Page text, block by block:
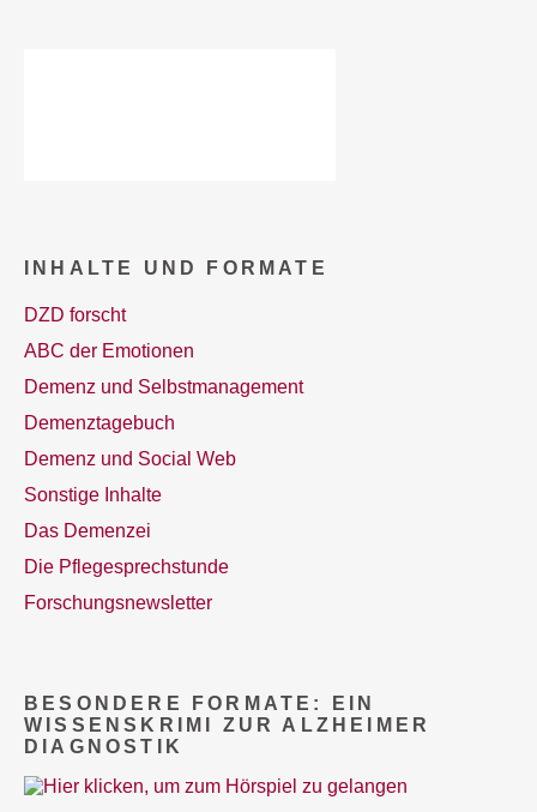
INHALTE UND FORMATE
DZD forscht
ABC der Emotionen
Demenz und Selbstmanagement
Demenztagebuch
Demenz und Social Web
Sonstige Inhalte
Das Demenzei
Die Pflegesprechstunde
Forschungsnewsletter
BESONDERE FORMATE: EIN
WISSENSKRIMI ZUR ALZHEIMER
DIAGNOSTIK